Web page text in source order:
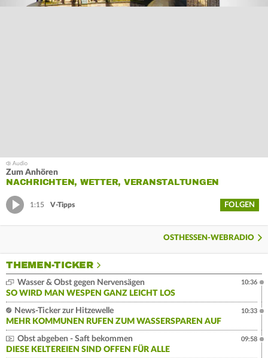
Zum Anhören
NACHRICHTEN, WETTER, VERANSTALTUNGEN
1:15 V-Tipps FOLGEN
OSTHESSEN-WEBRADIO
THEMEN-TICKER
Wasser & Obst gegen Nervensägen
SO WIRD MAN WESPEN GANZ LEICHT LOS
10:36
News-Ticker zur Hitzewelle
MEHR KOMMUNEN RUFEN ZUM WASSERSPAREN AUF
10:33
Obst abgeben - Saft bekommen
DIESE KELTEREIEN SIND OFFEN FÜR ALLE
09:58